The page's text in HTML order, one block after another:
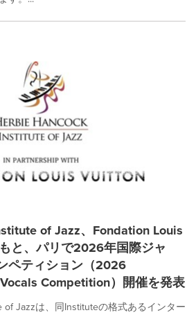
of Jazz、Fondation Louis
と、パリで2026年国際ジャ
ペティション（2026
Competition）開催を発表
Jazzは、同Instituteの格式あるインター